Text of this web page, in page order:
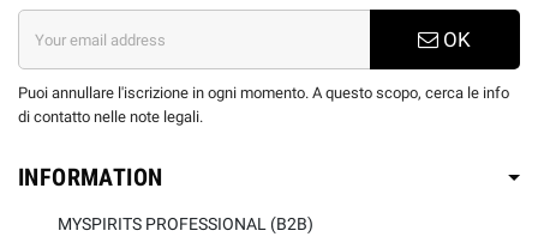
OK
Puoi annullare l'iscrizione in ogni momento. A questo scopo, cerca le info
di contatto nelle note legali.
INFORMATION
MYSPIRITS PROFESSIONAL (B2B)